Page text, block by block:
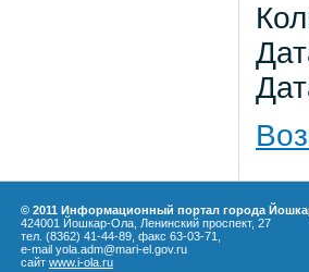
© 2011 Информационный портал города
424001 Йошкар-Ола, Ленинский проспект, 27
тел. (8362) 41-44-89, факс 63-03-71,
e-mail yola.adm@mari-el.gov.ru
сайт www.i-ola.ru